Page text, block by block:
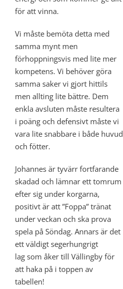
för att vinna.
Vi måste bemöta detta med
samma mynt men
förhoppningsvis med lite mer
kompetens. Vi behöver göra
samma saker vi gjort hittils
men allting lite bättre. Dem
enkla avsluten måste resultera
i poäng och defensivt måste vi
vara lite snabbare i både huvud
och fötter.
Johannes är tyvärr fortfarande
skadad och lämnar ett tomrum
efter sig under korgarna,
positivt är att ”Foppa” tränat
under veckan och ska prova
spela på Söndag. Annars är det
ett väldigt segerhungrigt
lag som åker till Vällingby för
att haka på i toppen av
tabellen!